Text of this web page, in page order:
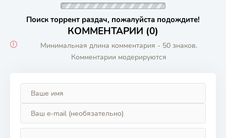
Поиск торрент раздач, пожалуйста подождите!
КОММЕНТАРИИ (0)
Минимальная длина комментария - 50 знаков.
Комментарии модерируются